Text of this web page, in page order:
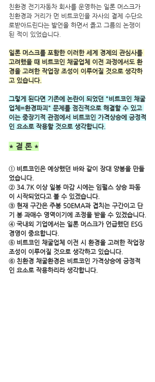
친환경 전기자동차 회사를 운영하는 일론 머스크가
친환경과 거리가 먼 비트코인을 자사의 결제 수단으
로받아드린다는 발언을 하면서 옳고 그름의 논쟁이
된 적이 있었습니다.
일론 머스크를 포함한 이러한 세계 경제의 관심사를
고려했을 때 비트코인 채굴업체 이전 과정에서도 환
경을 고려한 작업장 조성이 이루어질 것으로 생각하
고 있습니다.
그렇게 된다면 기존에 논란이 되었던 "비트코인 채굴
업체=환경파괴" 문제를 점진적으로 해결할 수 있고
이는 중장기적 관점에서 비트코인 가격상승에 긍정적
인 요소로 작용할 것으로 생각합니다.
* 결 론 *
① 비트코인은 예상했던 바와 같이 장대 양봉을 만들
었습니다.
② 34.7K 이상 일봉 마감 시에는 임펄스 상승 파동
이 시작되었다고 볼 수 있겠습니다.
③ 현재 구간은 주봉 50EMA과 겹치는 구간이고 단
기 봉 과매수 영역이기에 조정을 받을 수 있겠습니다.
④ 국내외 기업에서는 일론 머스크가 언급했던 ESG
경영이 중요합니다.
⑤ 비트코인 채굴업체 이전 시 환경을 고려한 작업장
조성이 이루어질 것으로 생각하고 있습니다.
⑥ 친환경 채굴환경은 비트코인 가격상승에 긍정적
인 요소로 작용하리라 생각합니다.